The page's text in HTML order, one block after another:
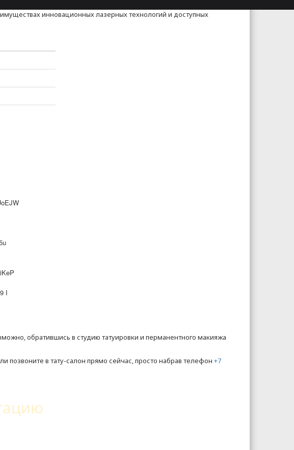
инновационных лазерных технологий и доступных
обратившись в студию татуировки и перманентного макияжа
в тату-салон прямо сейчас, просто набрав телефон +7